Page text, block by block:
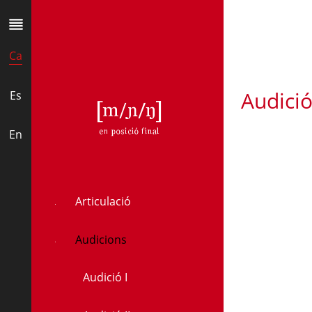
Ca
Es
En ɲ
Articulació
Audicions
Audició I